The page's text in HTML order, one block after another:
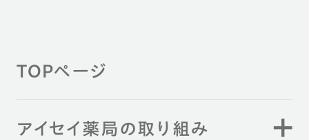
TOPページ
アイセイ薬局の取り組み